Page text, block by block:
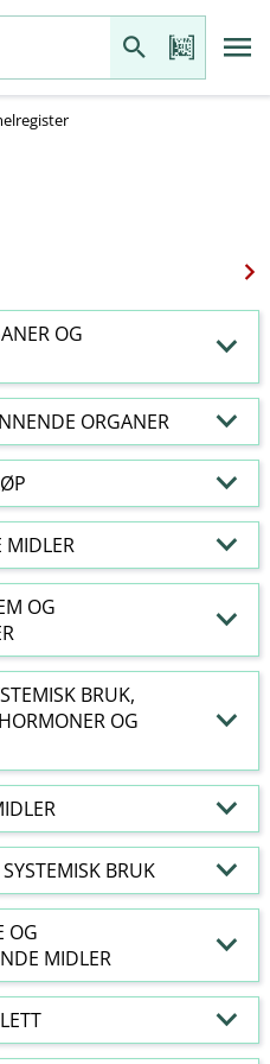
OG
ORGANER
MIDLER
OG
BRUK,
OG
BRUK
OG
MIDLER